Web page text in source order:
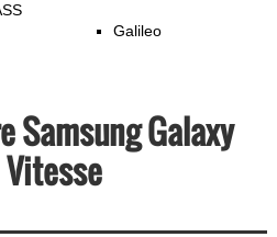
Galileo
Samsung Galaxy